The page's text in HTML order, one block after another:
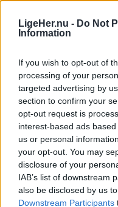
LigeHer.nu - Do Not
Information
If you wish to opt-out of
processing of your
targeted advertising by
section to confirm your
opt-out request is
interest-based ads
us or personal
your opt-out. You may
disclosure of your
IAB’s list of downstream
also be disclosed by us
Downstream Participants
Det oplyser sol26 i
før solnedgang,
at opleve
mod vest.
For mange
åbne landskaber
sjældne
- En solformørkelse